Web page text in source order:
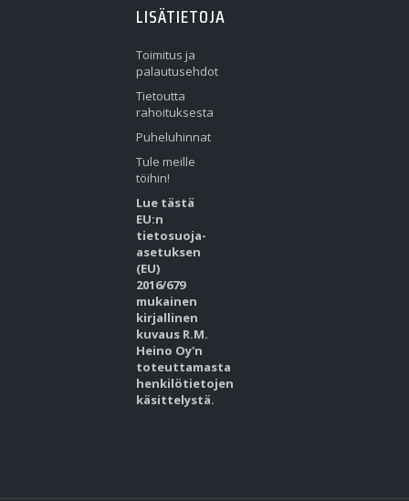
LISÄTIETOJA
Toimitus ja
palautusehdot
Tietoutta
rahoituksesta
Puheluhinnat
Tule meille
töihin!
Lue tästä
EU:n
tietosuoja-
asetuksen
(EU)
2016/679
mukainen
kirjallinen
kuvaus R.M.
Heino Oy'n
toteuttamasta
henkilötietojen
käsittelystä.